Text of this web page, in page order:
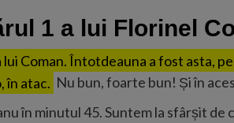
1 a lui Florinel
Coman. Întotdeauna a fost asta,
atac.
Nu bun, foarte bun! Și în
în minutul 45. Suntem la sfârșit